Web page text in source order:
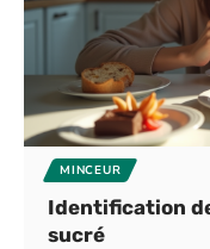
MINCEUR
Identification
sucré